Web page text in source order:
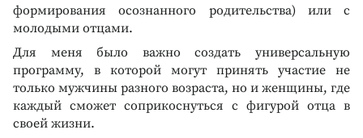
формирования осознанного родительства) или с
молодыми отцами.
Для меня было важно создать универсальную
программу, в которой могут принять участие не
только мужчины разного возраста, но и женщины, где
каждый сможет соприкоснуться с фигурой отца в
своей жизни.